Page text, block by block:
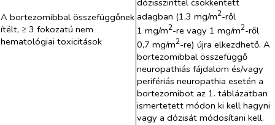
A bortezomibbal összefüggőnek
ítélt, ≥ 3 fokozatú nem
hematológiai toxicitások
dózisszinttel csökkentett
adagban (1,3 mg/m2-ről
1 mg/m2-re vagy 1 mg/m2-ről
0,7 mg/m2-re) újra elkezdhető. A
bortezomibbal összefüggő
neuropathiás fájdalom és/vagy
perifériás neuropathia esetén a
bortezomibot az 1. táblázatban
ismertetett módon ki kell hagyni
vagy a dózisát módosítani kell.